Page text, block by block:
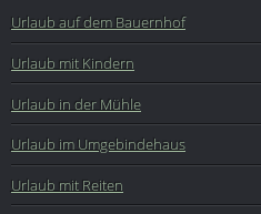
Urlaub auf dem Bauernhof
Urlaub mit Kindern
Urlaub in der Mühle
Urlaub im Umgebindehaus
Urlaub mit Reiten